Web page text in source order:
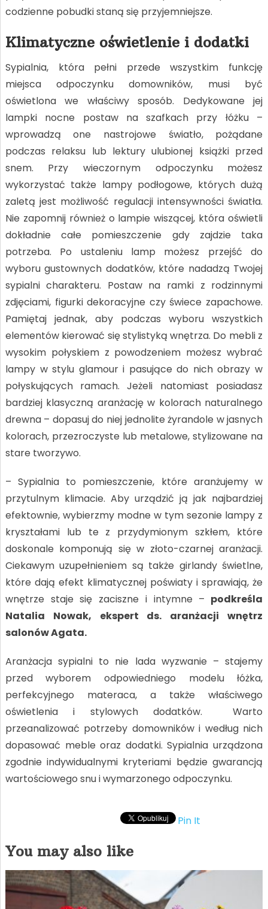
codzienne pobudki staną się przyjemniejsze.
Klimatyczne oświetlenie i dodatki
Sypialnia, która pełni przede wszystkim funkcję
miejsca odpoczynku domowników, musi być
oświetlona we właściwy sposób. Dedykowane jej
lampki nocne postaw na szafkach przy łóżku –
wprowadzą one nastrojowe światło, pożądane
podczas relaksu lub lektury ulubionej książki przed
snem. Przy wieczornym odpoczynku możesz
wykorzystać także lampy podłogowe, których dużą
zaletą jest możliwość regulacji intensywności światła.
Nie zapomnij również o lampie wiszącej, która oświetli
dokładnie całe pomieszczenie gdy zajdzie taka
potrzeba. Po ustaleniu lamp możesz przejść do
wyboru gustownych dodatków, które nadadzą Twojej
sypialni charakteru. Postaw na ramki z rodzinnymi
zdjęciami, figurki dekoracyjne czy świece zapachowe.
Pamiętaj jednak, aby podczas wyboru wszystkich
elementów kierować się stylistyką wnętrza. Do mebli z
wysokim połyskiem z powodzeniem możesz wybrać
lampy w stylu glamour i pasujące do nich obrazy w
połyskujących ramach. Jeżeli natomiast posiadasz
bardziej klasyczną aranżację w kolorach naturalnego
drewna – dopasuj do niej jednolite żyrandole w jasnych
kolorach, przezroczyste lub metalowe, stylizowane na
stare tworzywo.
– Sypialnia to pomieszczenie, które aranżujemy w
przytulnym klimacie. Aby urządzić ją jak najbardziej
efektownie, wybierzmy modne w tym sezonie lampy z
kryształami lub te z przydymionym szkłem, które
doskonale komponują się w złoto-czarnej aranżacji.
Ciekawym uzupełnieniem są także girlandy świetlne,
które dają efekt klimatycznej poświaty i sprawiają, że
wnętrze staje się zaciszne i intymne – podkreśla
Natalia Nowak, ekspert ds. aranżacji wnętrz
salonów Agata.
Aranżacja sypialni to nie lada wyzwanie – stajemy
przed wyborem odpowiedniego modelu łóżka,
perfekcyjnego materaca, a także właściwego
oświetlenia i stylowych dodatków. Warto
przeanalizować potrzeby domowników i według nich
dopasować meble oraz dodatki. Sypialnia urządzona
zgodnie indywidualnymi kryteriami będzie gwarancją
wartościowego snu i wymarzonego odpoczynku.
Pin It
You may also like